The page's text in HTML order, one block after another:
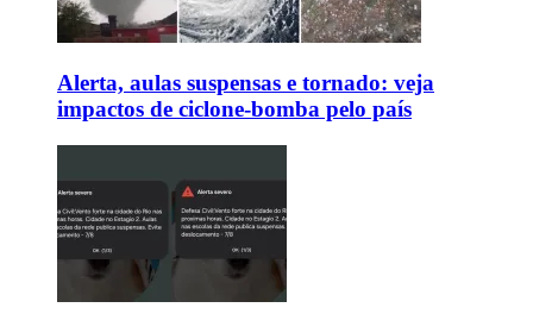
Alerta, aulas suspensas e tornado: veja
impactos de ciclone-bomba pelo país